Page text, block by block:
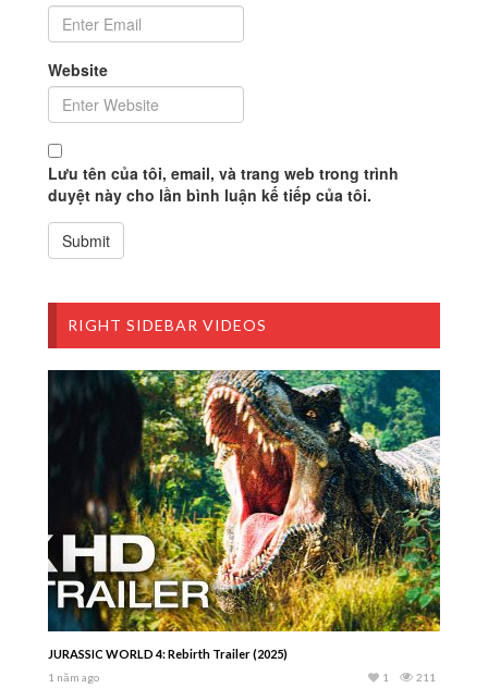
Website
Lưu tên của tôi, email, và trang web trong trình
duyệt này cho lần bình luận kế tiếp của tôi.
RIGHT SIDEBAR VIDEOS
JURASSIC WORLD 4: Rebirth Trailer (2025)
1 năm ago 211
1